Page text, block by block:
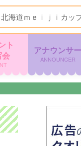
北海道ｍｅｉｊｉカ
ト
アナウンサー
ANNOUNCER